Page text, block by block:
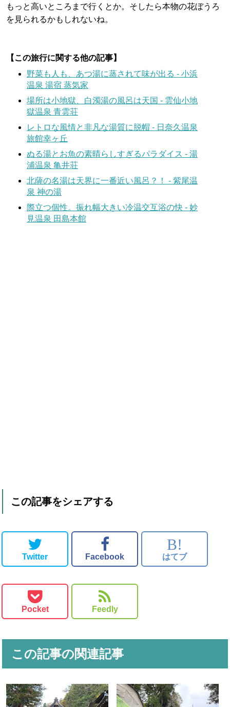
もっと高いところまで行くとか。そしたら本物の花ぼうろ
を見られるかもしれないね。
【この旅行に関する他の記事】
野菜も人も、あつ湯に蒸されて味が出る - 小浜
温泉 湯宿 蒸気家
場所は小地獄、白濁湯の風呂は天国 - 雲仙小地
獄温泉 青雲荘
レトロな風情と非凡な湯質に脱帽 - 日奈久温泉
旅館幸ヶ丘
ぬる湯とお魚の素晴らしすぎるパラダイス - 湯
浦温泉 亀井荘
北薩の名湯は天界に一番近い風呂？！ - 紫尾温
泉 神の湯
際立つ個性。振れ幅大きい冷温交互浴の快 - 妙
見温泉 田島本館
この記事をシェアする
Twitter Facebook
B!
はてブ
Pocket Feedly
この記事の関連記事